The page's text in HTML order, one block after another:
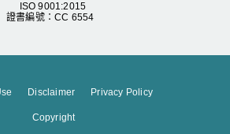
ISO 9001:2015
證書編號：CC 6554
Disclaimer Privacy Policy
Copyright